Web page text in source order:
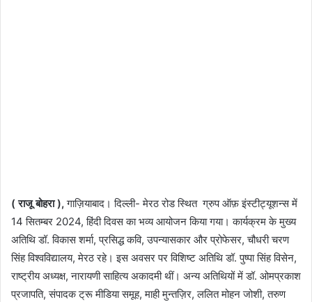
( राजू बोहरा ), गाज़ियाबाद। दिल्ली- मेरठ रोड स्थित ग्रुप ऑफ़ इंस्टीट्यूशन्स में
14 सितम्बर 2024, हिंदी दिवस का भव्य आयोजन किया गया। कार्यक्रम के मुख्य
अतिथि डॉ. विकास शर्मा, प्रसिद्ध कवि, उपन्यासकार और प्रोफेसर, चौधरी चरण
सिंह विश्वविद्यालय, मेरठ रहे। इस अवसर पर विशिष्ट अतिथि डॉ. पुष्पा सिंह विसेन,
राष्ट्रीय अध्यक्ष, नारायणी साहित्य अकादमी थीं। अन्य अतिथियों में डॉ. ओमप्रकाश
प्रजापति, संपादक ट्रू मीडिया समूह, माही मुन्तज़िर, ललित मोहन जोशी, तरुण